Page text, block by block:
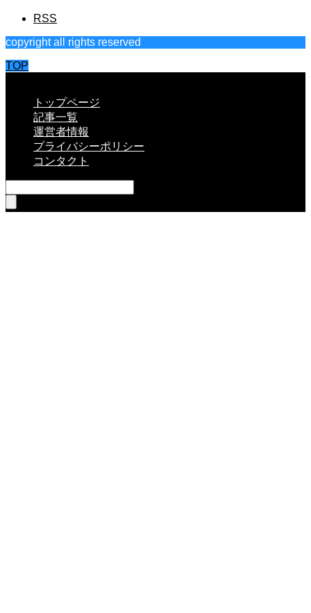
RSS
copyright all rights reserved
TOP
トップページ
記事一覧
運営者情報
プライバシーポリシー
コンタクト